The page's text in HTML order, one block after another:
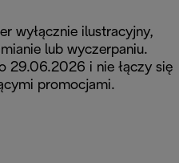
wyłącznie ilustracyjny,
lub wyczerpaniu.
29.06.2026 i nie łączy się
promocjami.